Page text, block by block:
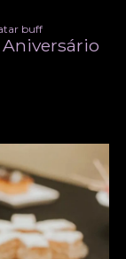
buffet para festas